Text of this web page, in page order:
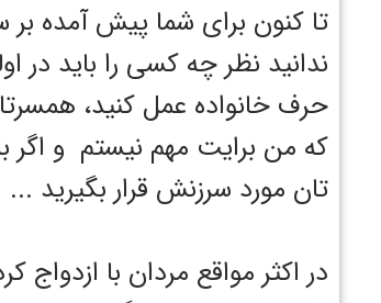
تا کنون برای شما پیش آمده بر
ندانید نظر چه کسی را باید در
حرف خانواده عمل کنید،
که من برایت مهم نیستم و
تان مورد سرزنش قرار بگیرید ...
در اکثر مواقع مردان با